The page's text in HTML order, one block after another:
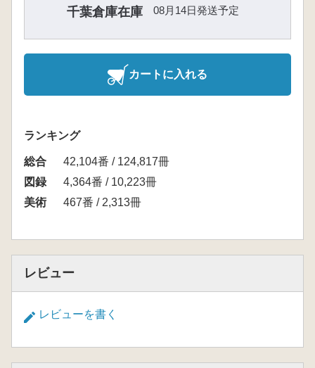
千葉倉庫在庫
08月14日発送予定
カートに入れる
ランキング
総合
42,104番 / 124,817冊
図録
4,364番 / 10,223冊
美術
467番 / 2,313冊
レビュー
レビューを書く